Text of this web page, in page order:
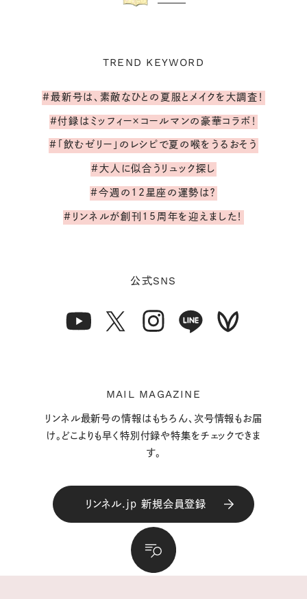
TREND KEYWORD
#最新号は、素敵なひとの夏服とメイクを大調査！
#付録はミッフィー×コールマンの豪華コラボ！
#「飲むゼリー」のレシピで夏の喉をうるおそう
#大人に似合うリュック探し
#今週の12星座の運勢は？
#リンネルが創刊15周年を迎えました！
公式SNS
MAIL MAGAZINE
リンネル最新号の情報はもちろん、次号情報もお届
け。どこよりも早く特別付録や特集をチェックできま
す。
リンネル.jp 新規会員登録